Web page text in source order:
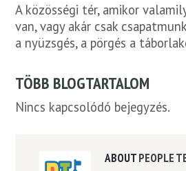
A közösségi tér, amikor
van, vagy akár csak
a nyüzsgés, a pörgés a
TÖBB BLOGTARTALOM
Nincs kapcsolódó bejegyzés.
ABOUTPEOPLE